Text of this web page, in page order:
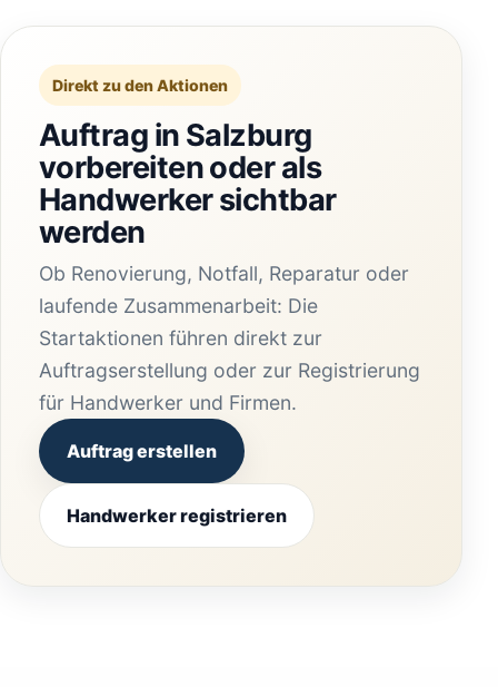
Direkt zu den Aktionen
Auftrag in Salzburg
vorbereiten oder als
Handwerker sichtbar
werden
Ob Renovierung, Notfall, Reparatur oder
laufende Zusammenarbeit: Die
Startaktionen führen direkt zur
Auftragserstellung oder zur Registrierung
für Handwerker und Firmen.
Auftrag erstellen
Handwerker registrieren